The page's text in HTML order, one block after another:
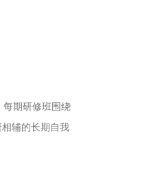
每期研修班围绕
辅的长期自我